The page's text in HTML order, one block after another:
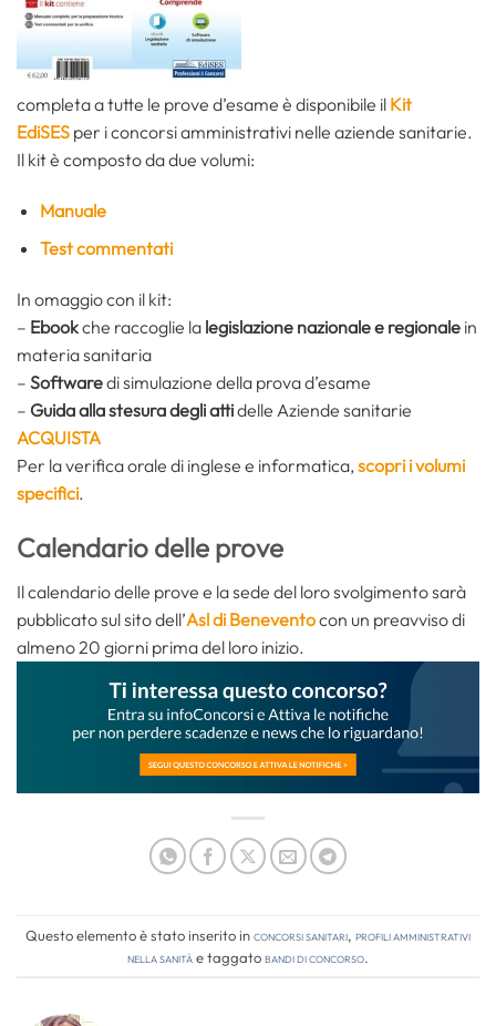
completa a tutte le prove d’esame è disponibile il Kit
EdiSES per i concorsi amministrativi nelle aziende sanitarie.
Il kit è composto da due volumi:
Manuale
Test commentati
In omaggio con il kit:
– Ebookche raccoglie la legislazione nazionale e regionale in
materia sanitaria
– Softwaredi simulazione della prova d’esame
– Guida alla stesura degli attidelle Aziende sanitarie
ACQUISTA
Per la verifica orale di inglese e informatica,scopri i volumi
specifici.
Calendario delle prove
Il calendario delle prove e la sede del loro svolgimento sarà
pubblicato sul sito dell’Asl di Beneventocon un preavviso di
almeno 20 giorni prima del loro inizio.
Questo elemento è stato inserito inConcorsi Sanitari, Profili amministrativi
nella sanitàe taggatobandi di concorso.